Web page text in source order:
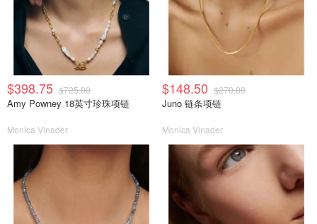
$398.75 $725.00
Amy Powney 18英寸珍珠项链
Monica Vinader
$148.50 $270.00
Juno 链条项链
Monica Vinader